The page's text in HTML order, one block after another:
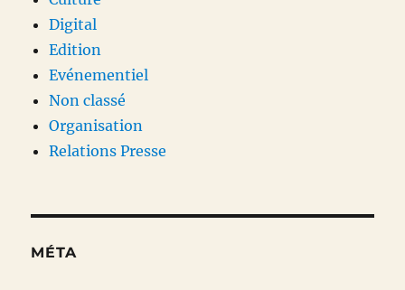
Digital
Edition
Evénementiel
Non classé
Organisation
Relations Presse
MÉTA